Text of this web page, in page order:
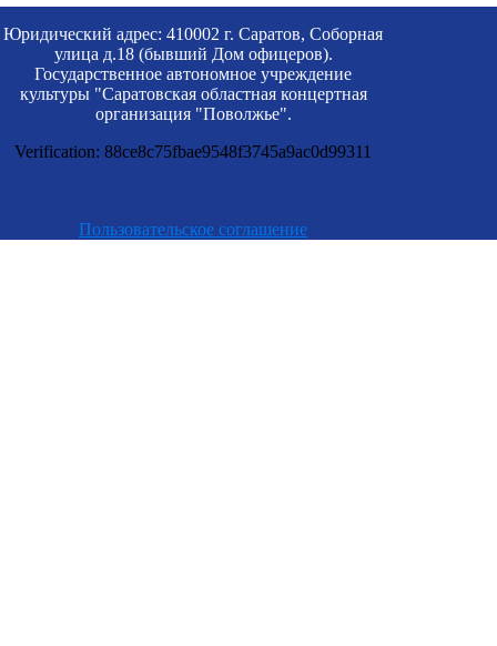
Юридический адрес: 410002 г. Саратов, Соборная
улица д.18 (бывший Дом офицеров).
Государственное автономное учреждение
культуры "Саратовская областная концертная
организация "Поволжье".
Verification: 88ce8c75fbae9548f3745a9ac0d99311
Пользовательское соглашение